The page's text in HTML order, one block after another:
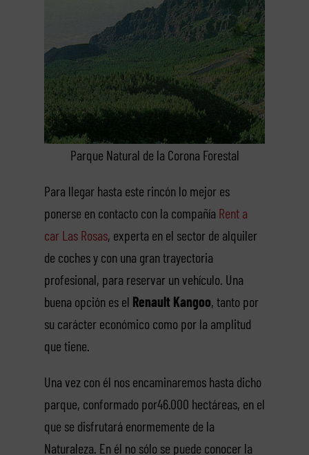
Parque Natural de la Corona Forestal
Para llegar hasta este rincón lo mejor es
ponerse en contacto con la compañía Rent a
car Las Rosas, experta en el sector de alquiler
de coches y con una gran trayectoria
profesional, para reservar un vehículo. Una
buena opción es el Renault Kangoo, tanto por
su carácter económico como por la amplitud
que tiene.
Una vez con él nos encaminaremos hasta dicho
parque, conformado por46.000 hectáreas, en el
que se disfrutará enormemente de la
Naturaleza. En él no sólo se puede conocer la